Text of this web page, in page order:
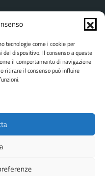
tecnologie come i cookie per
del dispositivo. Il consenso a queste
il comportamento di navigazione
ritirare il consenso può influire